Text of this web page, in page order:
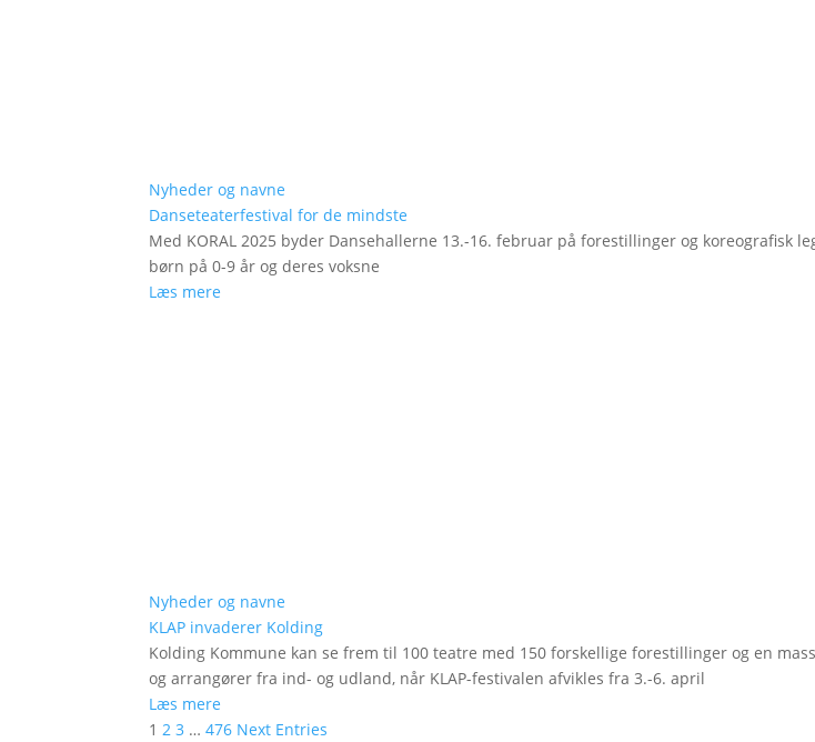
Nyheder og navne
Danseteaterfestival for de mindste
Med KORAL 2025 byder Dansehallerne 13.-16. februar på forestillinger og koreografisk
børn på 0-9 år og deres voksne
Læs mere
Nyheder og navne
KLAP invaderer Kolding
Kolding Kommune kan se frem til 100 teatre med 150 forskellige forestillinger og en
og arrangører fra ind- og udland, når KLAP-festivalen afvikles fra 3.-6. april
Læs mere
1 2 3 … 476 Next Entries